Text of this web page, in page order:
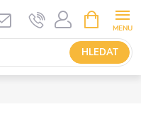
HLEDAT
NÁKUPNÍ
KOŠÍK